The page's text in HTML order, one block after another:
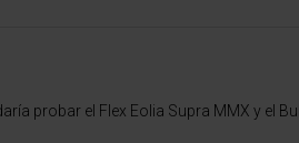
probar el Flex Eolia Supra MMX y el